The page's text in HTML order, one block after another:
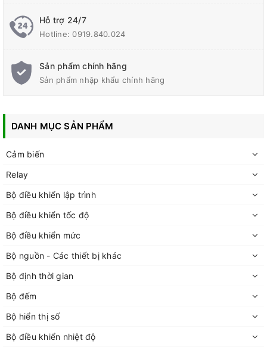
Hỗ trợ 24/7
Hotline:0919.840.024
Sản phẩm chính hãng
Sản phẩm nhập khẩu chính hãng
DANH MỤC SẢN PHẨM
Cảm biến
Relay
Bộ điều khiển lập trình
Bộ điều khiển tốc độ
Bộ điều khiển mức
Bộ nguồn - Các thiết bị khác
Bộ định thời gian
Bộ đếm
Bộ hiển thị số
Bộ điều khiển nhiệt độ